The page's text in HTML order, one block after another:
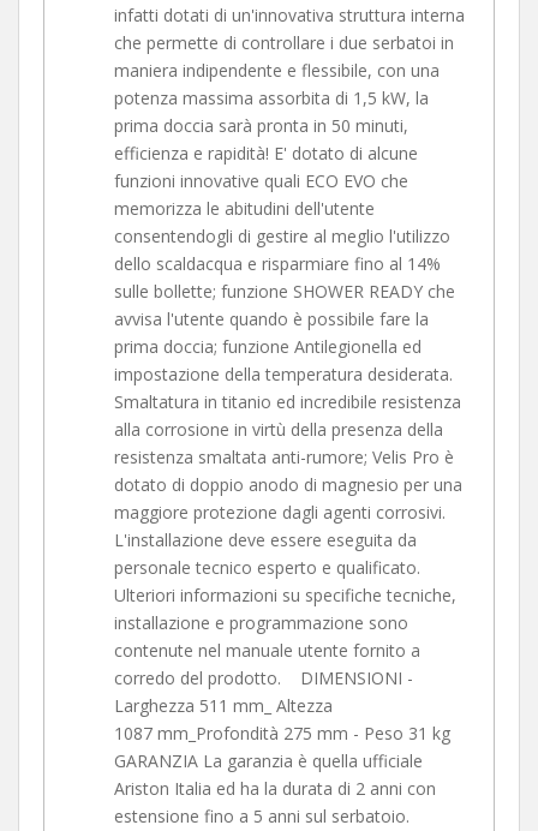
infatti dotati di un'innovativa struttura interna
che permette di controllare i due serbatoi in
maniera indipendente e flessibile, con una
potenza massima assorbita di 1,5 kW, la
prima doccia sarà pronta in 50 minuti,
efficienza e rapidità! E' dotato di alcune
funzioni innovative quali ECO EVO che
memorizza le abitudini dell'utente
consentendogli di gestire al meglio l'utilizzo
dello scaldacqua e risparmiare fino al 14%
sulle bollette; funzione SHOWER READY che
avvisa l'utente quando è possibile fare la
prima doccia; funzione Antilegionella ed
impostazione della temperatura desiderata.
Smaltatura in titanio ed incredibile resistenza
alla corrosione in virtù della presenza della
resistenza smaltata anti-rumore; Velis Pro è
dotato di doppio anodo di magnesio per una
maggiore protezione dagli agenti corrosivi.
L'installazione deve essere eseguita da
personale tecnico esperto e qualificato.
Ulteriori informazioni su specifiche tecniche,
installazione e programmazione sono
contenute nel manuale utente fornito a
corredo del prodotto. DIMENSIONI -
Larghezza 511 mm_ Altezza
1087 mm_Profondità 275 mm - Peso 31 kg
GARANZIA La garanzia è quella ufficiale
Ariston Italia ed ha la durata di 2 anni con
estensione fino a 5 anni sul serbatoio.